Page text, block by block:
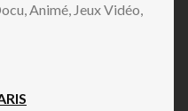
Animé, Jeux Vidéo,